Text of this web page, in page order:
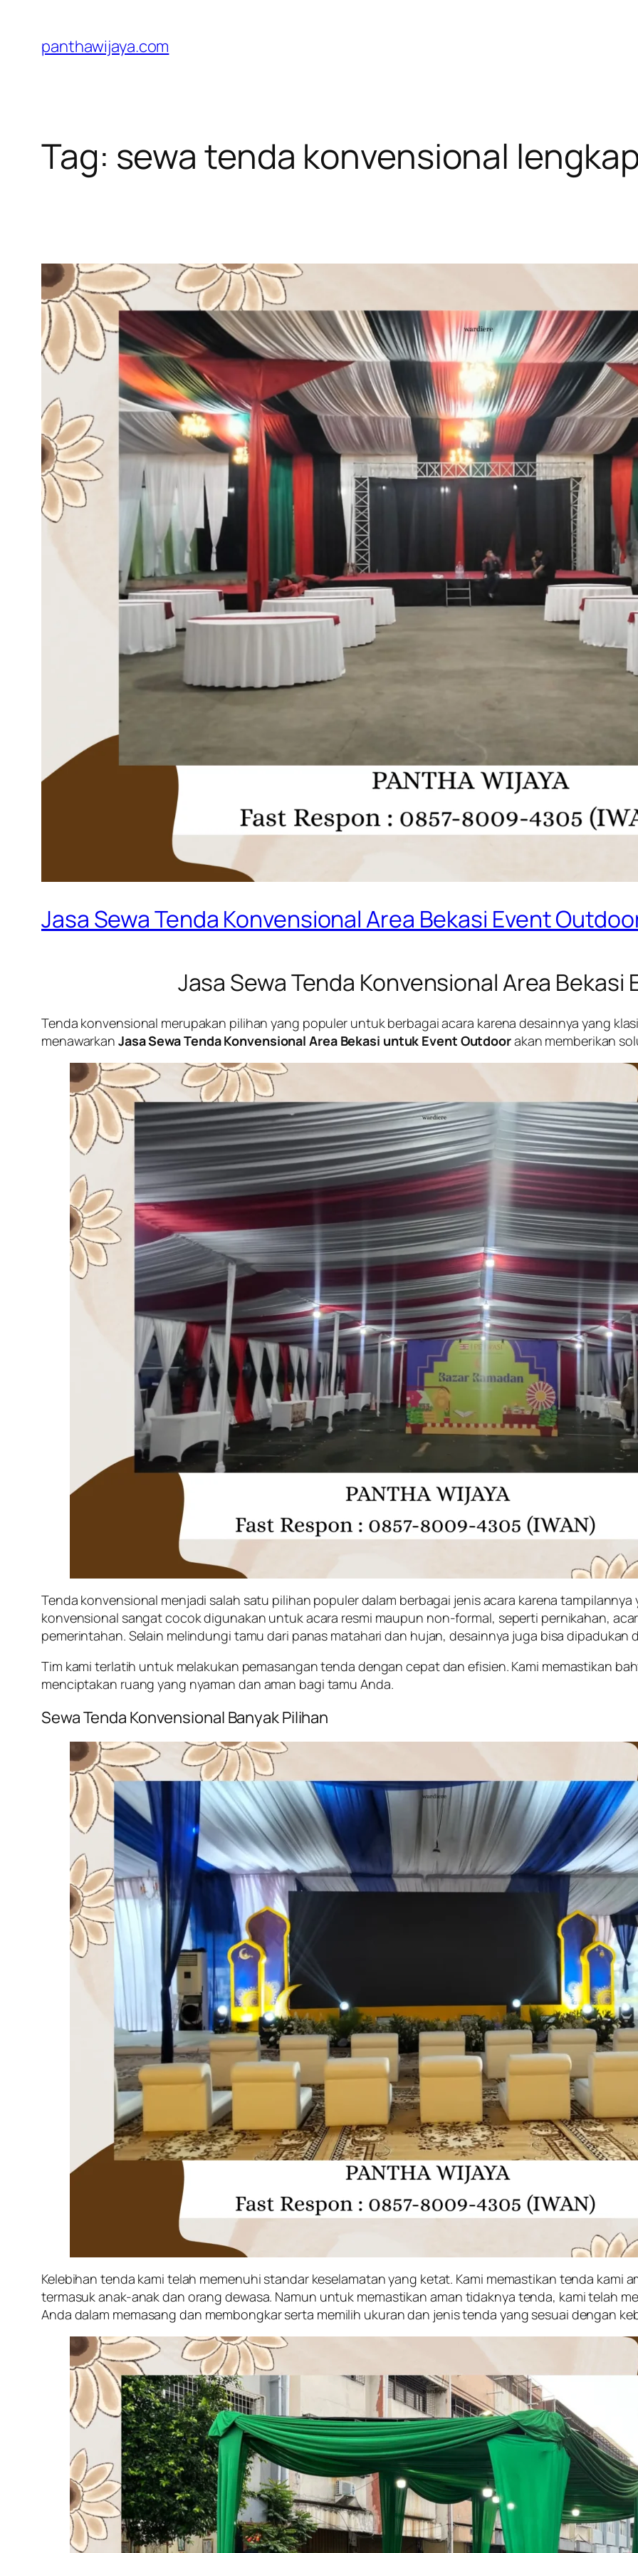
konten
panthawijaya.com
Tag: sewa tenda konvensional
Jasa Sewa Tenda Konvensional Area Bekasi Event
Jasa Sewa Tenda Konvensional Area Bekasi
Tenda konvensional merupakan pilihan yang populer untuk berbagai acara karena desainnya yang
menawarkan Jasa Sewa Tenda Konvensional Area Bekasi untuk Event Outdoorakan memberikan
Tenda konvensional menjadi salah satu pilihan populer dalam berbagai jenis acara karena
konvensional sangat cocok digunakan untuk acara resmi maupun non-formal, seperti pernikahan,
pemerintahan. Selain melindungi tamu dari panas matahari dan hujan, desainnya juga bisa dipadukan
Tim kami terlatih untuk melakukan pemasangan tenda dengan cepat dan efisien. Kami memastikan
menciptakan ruang yang nyaman dan aman bagi tamu Anda.
Sewa Tenda Konvensional Banyak Pilihan
Kelebihan tenda kami telah memenuhi standar keselamatan yang ketat. Kami memastikan tenda kami
termasuk anak-anak dan orang dewasa. Namun untuk memastikan aman tidaknya tenda, kami telah
Anda dalam memasang dan membongkar serta memilih ukuran dan jenis tenda yang sesuai dengan